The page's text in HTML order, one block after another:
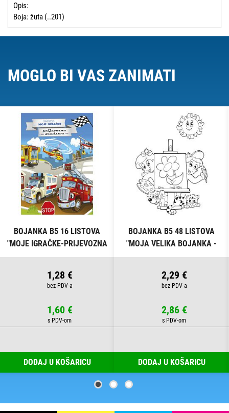
Opis:
Boja: žuta (..201)
MOGLO BI VAS ZANIMATI
BOJANKA B5 16 LISTOVA
"MOJE IGRAČKE-PRIJEVOZNA
SREDSTVA" CONNECT
1,28 €
1,60 €
DODAJ U KOŠARICU
BOJANKA B5 48 LISTOVA
"MOJA VELIKA BOJANKA -
ŠARENI SVIJET" CONNECT
2,29 €
2,86 €
DODAJ U KOŠARICU